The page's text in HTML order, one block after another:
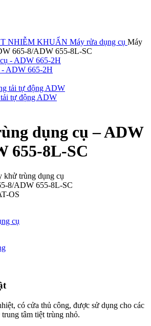
NHIỄM KHUẨN Máy rửa dụng cụ Máy
665-8/ADW 655-8L-SC
- ADW 665-2H
tự động ADW
dụng cụ – ADW
655-8L-SC
khử trùng dụng cụ
8/ADW 655-8L-SC
OS
cụ
có cửa thủ công, được sử dụng cho các
tâm tiệt trùng nhỏ.